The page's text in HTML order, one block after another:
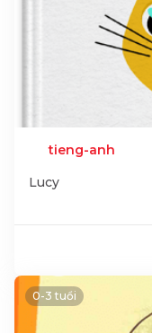
tieng-anh
Lucy
0-3 tuổi